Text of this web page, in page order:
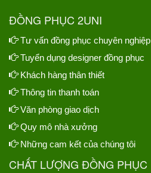
ĐỒNG PHỤC 2UNI
Tư vấn đồng phục chuyên nghiệp
Tuyển dụng designer đồng phục
Khách hàng thân thiết
Thông tin thanh toán
Văn phòng giao dịch
Quy mô nhà xưởng
Những cam kết của chúng tôi
CHẤT LƯỢNG ĐỒNG PHỤC